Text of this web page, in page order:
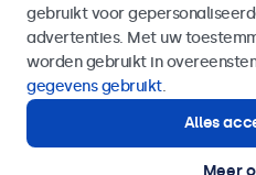
Of bel ons op
Hulp of advies nodig?
Direct contact met een
gebruikt voor
advertenties. Met uw
worden gebruikt in
gegevens gebruikt.
Alles
Meer